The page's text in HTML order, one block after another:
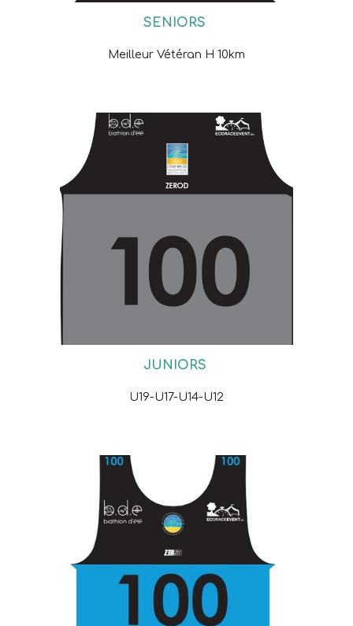
SENIORS
Meilleur Vétéran H 10km
JUNIORS
U19-U17-U14-U12